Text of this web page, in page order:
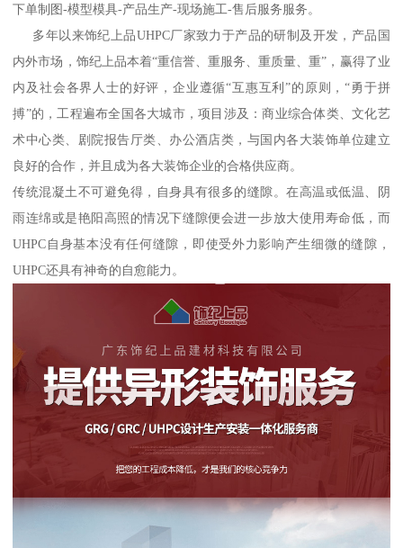
下单制图-模型模具-产品生产-现场施工-售后服务服务。
多年以来饰纪上品UHPC厂家致力于产品的研制及开发，产品国
内外市场，饰纪上品本着“重信誉、重服务、重质量、重”，赢得了业
内及社会各界人士的好评，企业遵循“互惠互利”的原则，“勇于拼
搏”的，工程遍布全国各大城市，项目涉及：商业综合体类、文化艺
术中心类、剧院报告厅类、办公酒店类，与国内各大装饰单位建立
良好的合作，并且成为各大装饰企业的合格供应商。
传统混凝土不可避免得，自身具有很多的缝隙。在高温或低温、阴
雨连绵或是艳阳高照的情况下缝隙便会进一步放大使用寿命低，而
UHPC自身基本没有任何缝隙，即使受外力影响产生细微的缝隙，
UHPC还具有神奇的自愈能力。